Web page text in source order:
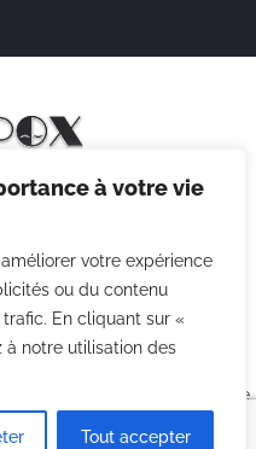
à votre vie
votre expérience
ou du contenu
En cliquant sur «
à notre utilisation des
Tout accepter
cookies
Agence